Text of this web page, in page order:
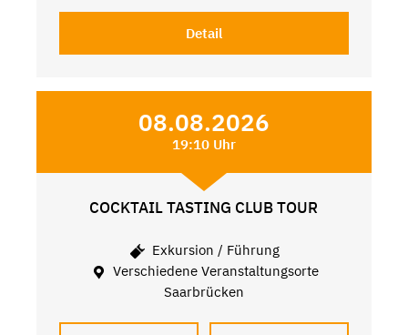
Detail
08.08.2026
19:10 Uhr
COCKTAIL TASTING CLUB TOUR
Exkursion / Führung
Verschiedene Veranstaltungsorte
Saarbrücken